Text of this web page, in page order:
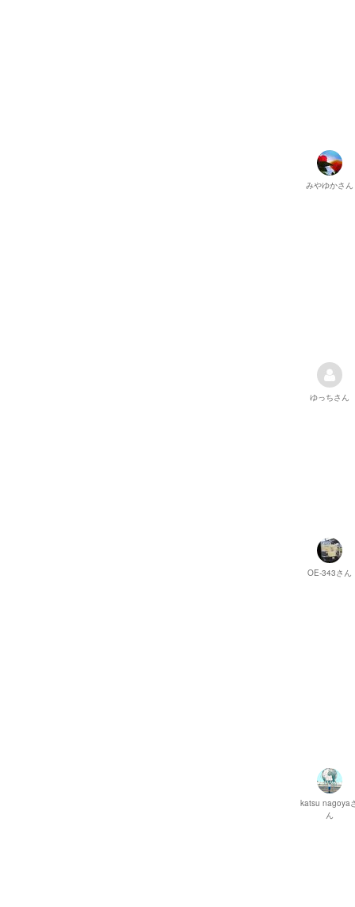
みやゆかさん
ゆっちさん
OE-343さん
katsu nagoya
ん